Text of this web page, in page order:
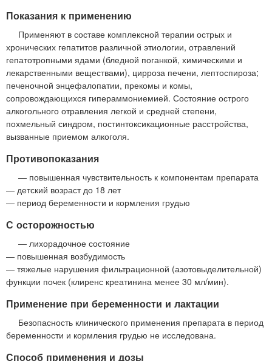
Показания к применению
Применяют в составе комплексной терапии острых и
хронических гепатитов различной этиологии, отравлений
гепатотропными ядами (бледной поганкой, химическими и
лекарственными веществами), цирроза печени, лептоспироза;
печеночной энцефалопатии, прекомы и комы,
сопровождающихся гипераммониемией. Состояние острого
алкогольного отравления легкой и средней степени,
похмельный синдром, постинтоксикационные расстройства,
вызванные приемом алкоголя.
Противопоказания
— повышенная чувствительность к компонентам препарата
— детский возраст до 18 лет
— период беременности и кормления грудью
С осторожностью
— лихорадочное состояние
— повышенная возбудимость
— тяжелые нарушения фильтрационной (азотовыделительной)
функции почек (клиренс креатинина менее 30 мл/мин).
Применение при беременности и лактации
Безопасность клинического применения препарата в период
беременности и кормления грудью не исследована.
Способ применения и дозы